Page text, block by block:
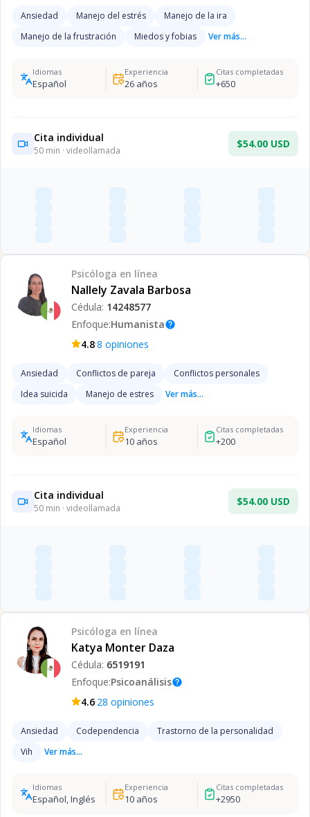
Ansiedad Manejo del estrés
Manejo de la ira
Manejo de la frustración
Miedos y fobias Ver más...
Idiomas
Español
Experiencia
26años
Citas completadas
+650
Cita individual
50 min · videollamada
$54.00 USD
Psicóloga en línea
Nallely Zavala Barbosa
Cédula: 14248577
Enfoque:Humanistahelp
4.8·8 opiniones
Ansiedad Conflictos de pareja
Conflictos personales
Idea suicida
Manejo de estres Ver más...
Idiomas
Español
Experiencia
10años
Citas completadas
+200
Cita individual
50 min · videollamada
$54.00 USD
Psicóloga en línea
Katya Monter Daza
Cédula: 6519191
Enfoque:Psicoanálisishelp
4.6·28 opiniones
Ansiedad Codependencia
Trastorno de la personalidad
Vih
Ver más...
Idiomas
Español, Inglés
Experiencia
10años
Citas completadas
+2950